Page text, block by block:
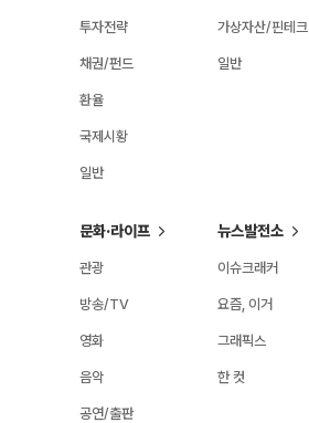
투자전략
채권/펀드
환율
국제시황
일반
가상자산/핀테크
일반
문화·라이프
관광
방송/TV
영화
음악
공연/출판
뉴스발전소
이슈크래커
요즘, 이거
그래픽스
한 컷